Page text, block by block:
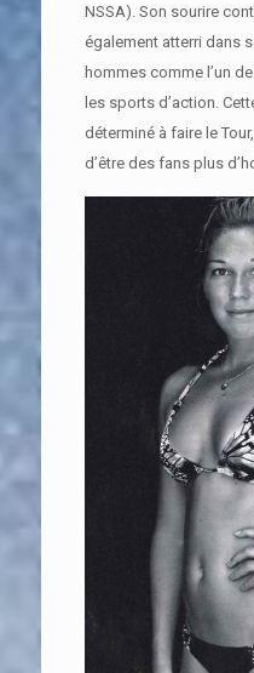
NSSA). Son sourire
également atterri dans
hommes comme l’un
les sports d’action.
déterminé à faire le
d’être des fans plus